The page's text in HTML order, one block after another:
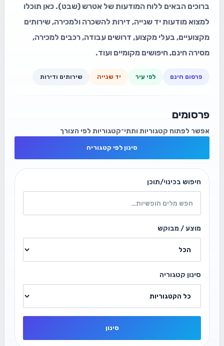
ברוכים הבאים ללוח המודעות של אטרש (שבט). כאן תוכלו
למצוא מודעות יד שנייה, דירות להשכרה ולמכירה, שירותים
מקצועיים, בעלי מקצוע, דרושים עבודה, רכבים למכירה,
מסירה חינם, חיפושים מקומיים ועוד.
פרסום חינם לפי עיר יד שנייה שירותים ודירות
פרסומים
אפשר לפתוח קטגוריות ותתי־קטגוריות לפי הצורך
סינון לפי קטגוריה
חיפוש בכינוי/תוכן
מוצע / מבוקש
סינון קטגוריה
סינון